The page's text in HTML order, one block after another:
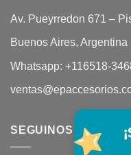
Av. Pueyrredon 671 –
Buenos Aires, Argentina
Whatsapp: +116518-
SEGUINOS EN